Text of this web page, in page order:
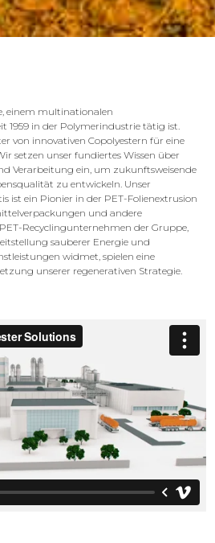
einem multinationalen
1959 in der Polymerindustrie tätig ist.
von innovativen Copolyestern für eine
setzen unser fundiertes Wissen über
Verarbeitung ein, um zukunftsweisende
zu entwickeln. Unser
ist ein Pionier in der PET-Folienextrusion
und andere
Recyclingunternehmen der Gruppe,
sauberer Energie und
widmet, spielen eine
unserer regenerativen Strategie.